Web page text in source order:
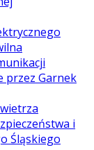
przez Garnek
i
Śląskiego